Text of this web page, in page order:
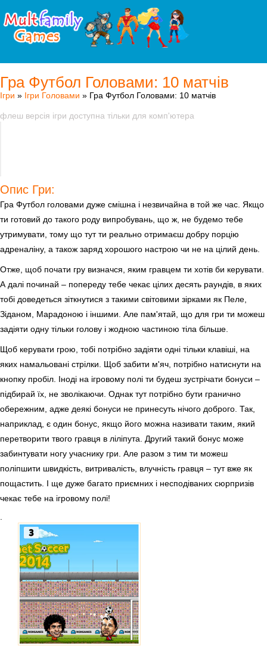
Гра Футбол Головами: 10 матчів
Ігри » Ігри Головами » Гра Футбол Головами: 10 матчів
флеш версія ігри доступна тільки для комп'ютера
Опис Гри:
Гра Футбол головами дуже смішна і незвичайна в той же час. Якщо
ти готовий до такого роду випробувань, що ж, не будемо тебе
утримувати, тому що тут ти реально отримаєш добру порцію
адреналіну, а також заряд хорошого настрою чи не на цілий день.
Отже, щоб почати гру визначся, яким гравцем ти хотів би керувати.
А далі починай – попереду тебе чекає цілих десять раундів, в яких
тобі доведеться зіткнутися з такими світовими зірками як Пеле,
Зіданом, Марадоною і іншими. Але пам'ятай, що для гри ти можеш
задіяти одну тільки голову і жодною частиною тіла більше.
Щоб керувати грою, тобі потрібно задіяти одні тільки клавіші, на
яких намальовані стрілки. Щоб забити м'яч, потрібно натиснути на
кнопку пробіл. Іноді на ігровому полі ти будеш зустрічати бонуси –
підбирай їх, не зволікаючи. Однак тут потрібно бути гранично
обережним, адже деякі бонуси не принесуть нічого доброго. Так,
наприклад, є один бонус, якщо його можна називати таким, який
перетворити твого гравця в ліліпута. Другий такий бонус може
забинтувати ногу учаснику гри. Але разом з тим ти можеш
поліпшити швидкість, витривалість, влучність гравця – тут вже як
пощастить. І ще дуже багато приємних і несподіваних сюрпризів
чекає тебе на ігровому полі!